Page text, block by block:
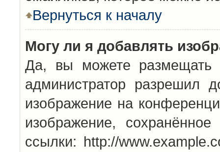
Вернуться к началу
Могу ли я добавлять
Да, вы можете размещать
администратор разрешил
изображение на
изображение,
ссылки: http://